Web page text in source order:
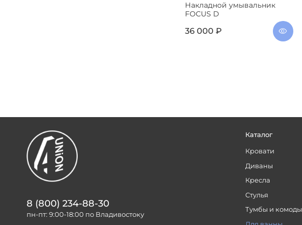
Накладной умывальник
FOCUS D
36 000 ₽
Каталог
Кровати
Диваны
Кресла
Стулья
Тумбы и комоды
8 (800) 234-88-30
пн-пт: 9:00-18:00 по Владивостоку